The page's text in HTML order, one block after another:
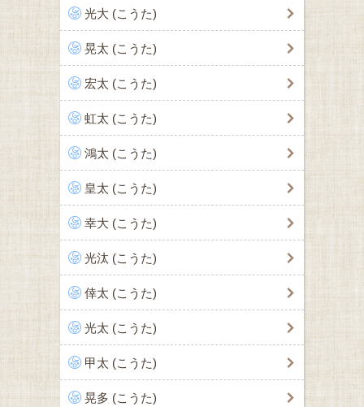
光大 (こうた)
晃太 (こうた)
宏太 (こうた)
虹太 (こうた)
鴻太 (こうた)
皇太 (こうた)
幸大 (こうた)
光汰 (こうた)
倖太 (こうた)
光太 (こうた)
甲太 (こうた)
晃多 (こうた)